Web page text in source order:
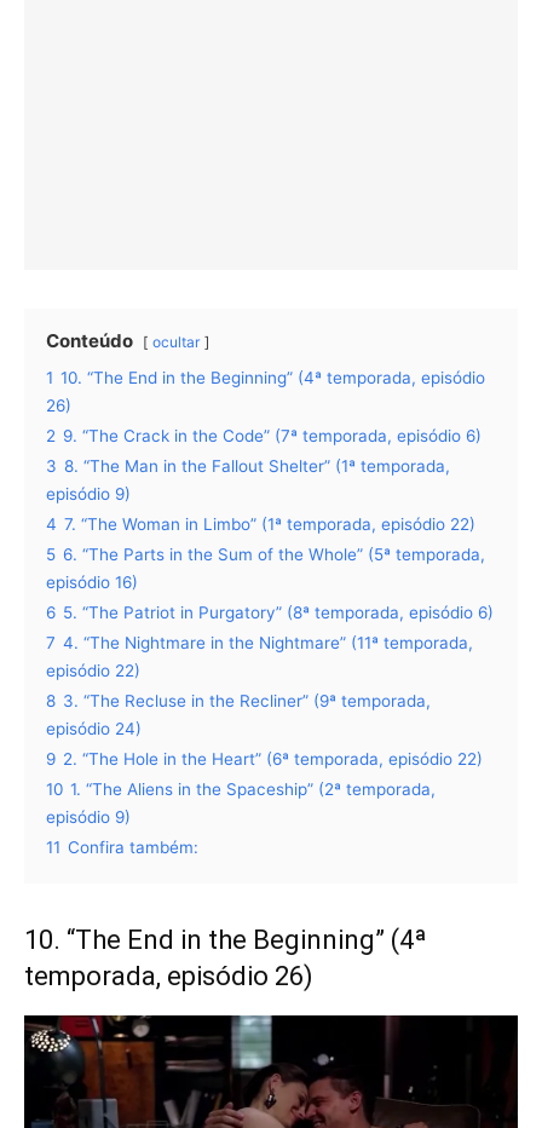
Conteúdo ocultar
1 10. “The End in the Beginning” (4ª temporada, episódio
26)
2 9. “The Crack in the Code” (7ª temporada, episódio 6)
3 8. “The Man in the Fallout Shelter” (1ª temporada,
episódio 9)
4 7. “The Woman in Limbo” (1ª temporada, episódio 22)
5 6. “The Parts in the Sum of the Whole” (5ª temporada,
episódio 16)
6 5. “The Patriot in Purgatory” (8ª temporada, episódio 6)
7 4. “The Nightmare in the Nightmare” (11ª temporada,
episódio 22)
8 3. “The Recluse in the Recliner” (9ª temporada,
episódio 24)
9 2. “The Hole in the Heart” (6ª temporada, episódio 22)
10 1. “The Aliens in the Spaceship” (2ª temporada,
episódio 9)
11 Confira também:
10. “The End in the Beginning” (4ª
temporada, episódio 26)